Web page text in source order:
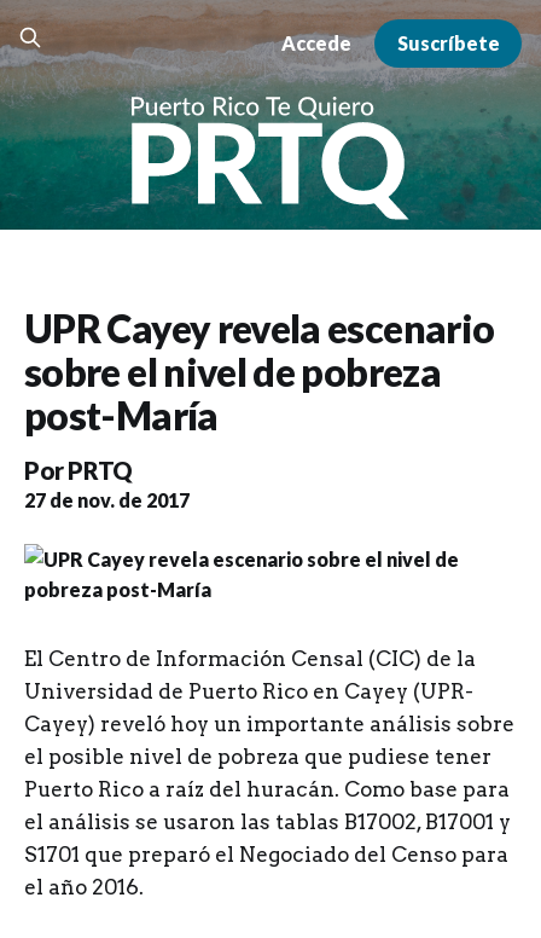
Accede Suscríbete
UPR Cayey revela escenario
sobre el nivel de pobreza
post-María
PorPRTQ
27 de nov. de 2017
El Centro de Información Censal (CIC) de la
Universidad de Puerto Rico en Cayey (UPR-
Cayey) reveló hoy un importante análisis sobre
el posible nivel de pobreza que pudiese tener
Puerto Rico a raíz del huracán. Como base para
el análisis se usaron las tablas B17002, B17001 y
S1701 que preparó el Negociado del Censo para
el año 2016.